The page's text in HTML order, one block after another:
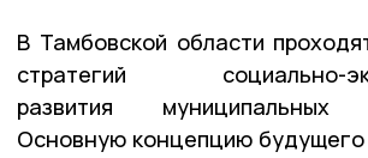
В Тамбовской области
стратегий социально-
развития муниципальных
Основную концепцию